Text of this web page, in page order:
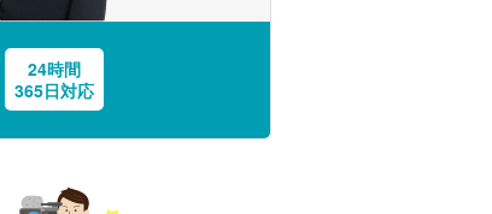
24時間
365日対応